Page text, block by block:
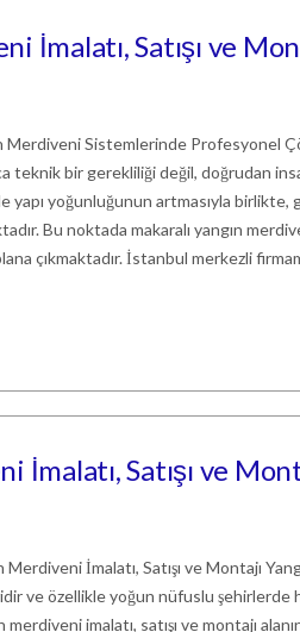
İmalatı, Satışı ve
Merdiveni Sistemlerinde Profesyonel
teknik bir gerekliliği değil, doğrudan
yapı yoğunluğunun artmasıyla
Bu noktada makaralı yangın
çıkmaktadır. İstanbul merkezli
İmalatı, Satışı ve
Merdiveni İmalatı, Satışı ve Montajı
ve özellikle yoğun nüfuslu
merdiveni imalatı, satışı ve montajı